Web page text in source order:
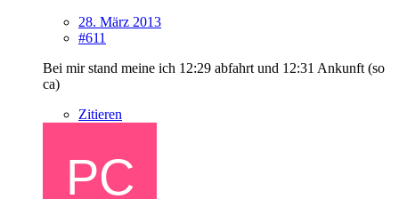
28. März 2013
#611
Bei mir stand meine ich 12:29 abfahrt und 12:31 Ankunft (so
ca)
Zitieren